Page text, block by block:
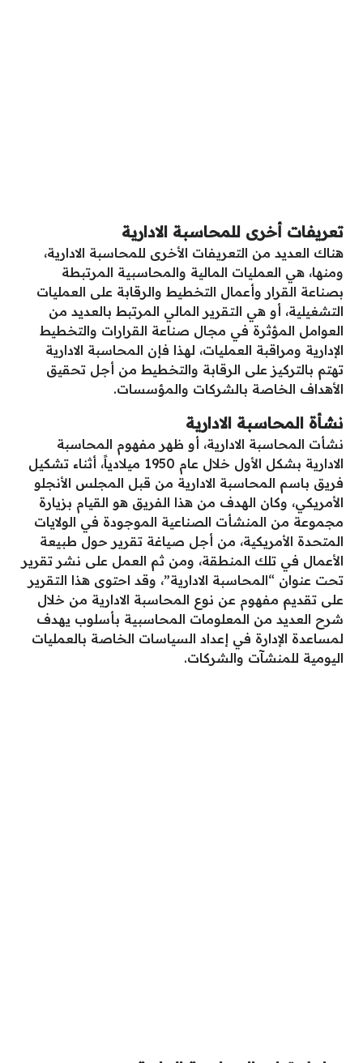
تعريفات أخرى للمحاسبة الادارية
هناك العديد من التعريفات الأخرى للمحاسبة الادارية،
ومنها، هي العمليات المالية والمحاسبية المرتبطة
بصناعة القرار وأعمال التخطيط والرقابة على العمليات
التشغيلية، أو هي التقرير المالي المرتبط بالعديد من
العوامل المؤثرة في مجال صناعة القرارات والتخطيط
الإدارية ومراقبة العمليات، لهذا فإن المحاسبة الادارية
تهتم بالتركيز على الرقابة والتخطيط من أجل تحقيق
الأهداف الخاصة بالشركات والمؤسسات.
نشأة المحاسبة الادارية
نشأت المحاسبة الادارية، أو ظهر مفهوم المحاسبة
الادارية بشكل الأول خلال عام 1950 ميلادياً، أثناء تشكيل
فريق باسم المحاسبة الادارية من قبل المجلس الأنجلو
الأمريكي، وكان الهدف من هذا الفريق هو القيام بزيارة
مجموعة من المنشأت الصناعية الموجودة في الولايات
المتحدة الأمريكية، من أجل صياغة تقرير حول طبيعة
الأعمال في تلك المنطقة، ومن ثم العمل على نشر تقرير
تحت عنوان “المحاسبة الادارية”، وقد احتوى هذا التقرير
على تقديم مفهوم عن نوع المحاسبة الادارية من خلال
شرح العديد من المعلومات المحاسبية بأسلوب يهدف
لمساعدة الإدارة في إعداد السياسات الخاصة بالعمليات
اليومية للمنشآت والشركات.